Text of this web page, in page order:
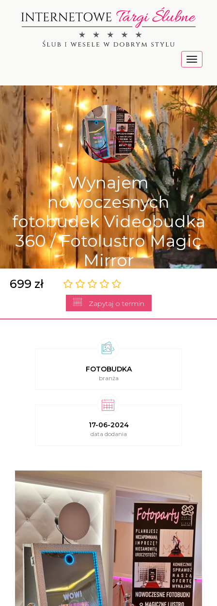
Menu
Wynajem
nowoczesnych
fotobudek Videobudka
360 / Fotolustro Magic
Mirror
699 zł
Zapytaj o termin
FOTOBUDKA
branża
17-06-2024
data dodania